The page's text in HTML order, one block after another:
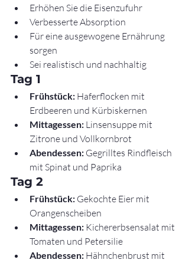
Erhöhen Sie die Eisenzufuhr
Verbesserte Absorption
Für eine ausgewogene Ernährung
sorgen
Sei realistisch und nachhaltig
Tag 1
Frühstück: Haferflocken mit
Erdbeeren und Kürbiskernen
Mittagessen: Linsensuppe mit
Zitrone und Vollkornbrot
Abendessen: Gegrilltes Rindfleisch
mit Spinat und Paprika
Tag 2
Frühstück: Gekochte Eier mit
Orangenscheiben
Mittagessen: Kichererbsensalat mit
Tomaten und Petersilie
Abendessen: Hähnchenbrust mit